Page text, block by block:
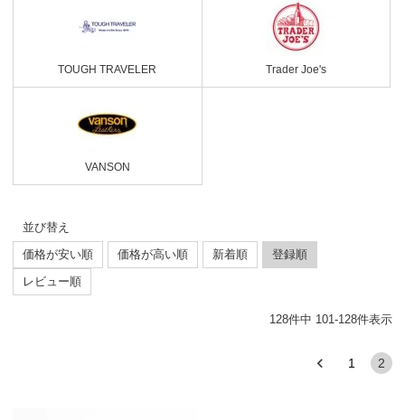
TOUGH TRAVELER Trader Joe's
VANSON
並び替え
価格が安い順
価格が高い順 新着順
登録順
レビュー順
128件中 101-128件表示
1 2